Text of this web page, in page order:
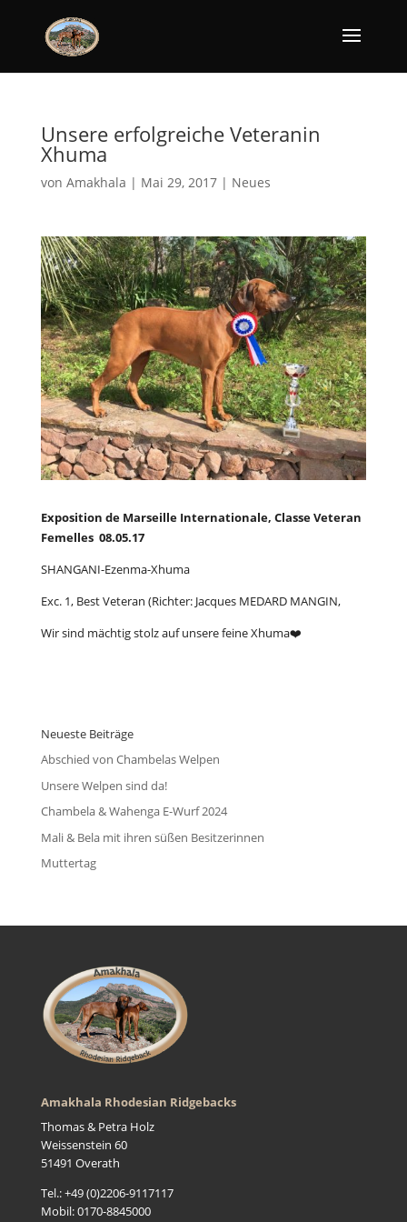
Unsere erfolgreiche Veteranin
Xhuma
von Amakhala | Mai 29, 2017| Neues
Exposition de Marseille Internationale, Classe Veteran
Femelles 08.05.17
SHANGANI-Ezenma-Xhuma
Exc. 1, Best Veteran (Richter: Jacques MEDARDMANGIN,
Wir sind mächtig stolz auf unsere feine Xhuma❤️
Neueste Beiträge
Abschied von Chambelas Welpen
Unsere Welpen sind da!
Chambela & Wahenga E-Wurf 2024
Mali & Bela mit ihren süßen Besitzerinnen
Muttertag
Amakhala Rhodesian Ridgebacks
Thomas & Petra Holz
Weissenstein 60
51491 Overath
Tel.: +49 (0)2206-9117117
Mobil: 0170-8845000